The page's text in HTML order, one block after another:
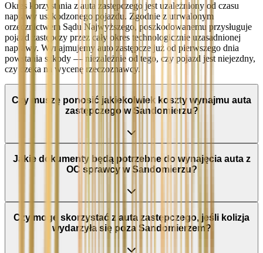
Okres korzystania z auta zastępczego jest uzależniony od czasu
naprawy uszkodzonego pojazdu. Zgodnie z utrwalonym
orzecznictwem Sądu Najwyższego, poszkodowanemu przysługuje
pojazd zastępczy przez cały okres technologicznie uzasadnionej
naprawy. Wynajmujemy auto zastępcze już od pierwszego dnia
powstania szkody — niezależnie od tego, czy pojazd jest niejezdny,
czy czeka na wycenę rzeczoznawcy.
Czy muszę ponosić jakiekolwiek koszty wynajmu auta
zastępczego w Sandomierzu?
Jakie dokumenty będą potrzebne do wynajęcia auta z
OC sprawcy w Sandomierzu?
Czy mogę skorzystać z auta zastępczego, jeśli kolizja
wydarzyła się poza Sandomierzem?